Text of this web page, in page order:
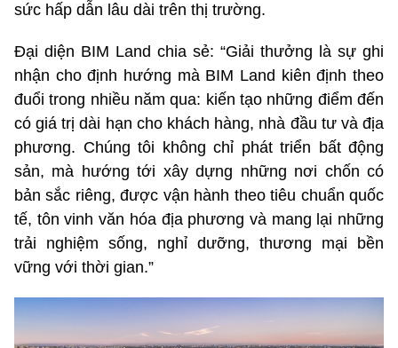
sức hấp dẫn lâu dài trên thị trường.
Đại diện BIM Land chia sẻ: “Giải thưởng là sự ghi
nhận cho định hướng mà BIM Land kiên định theo
đuổi trong nhiều năm qua: kiến tạo những điểm đến
có giá trị dài hạn cho khách hàng, nhà đầu tư và địa
phương. Chúng tôi không chỉ phát triển bất động
sản, mà hướng tới xây dựng những nơi chốn có
bản sắc riêng, được vận hành theo tiêu chuẩn quốc
tế, tôn vinh văn hóa địa phương và mang lại những
trải nghiệm sống, nghỉ dưỡng, thương mại bền
vững với thời gian.”